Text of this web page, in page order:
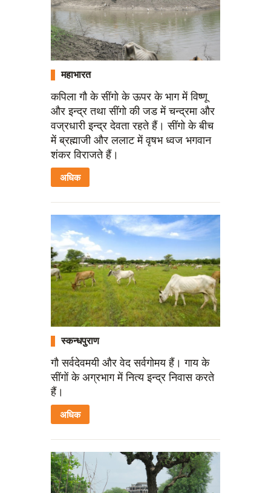
महाभारत
कपिला गौ के सींगो के ऊपर के भाग में विष्णू
और इन्द्र तथा सींगो की जड में चन्द्रमा और
वज्रधारी इन्द्र देवता रहते हैं। सींगो के बीच
में ब्रह्माजी और ललाट में वृषभ ध्वज भगवान
शंकर विराजते हैं।
अधिक
स्कन्धपुराण
गौ सर्वदेवमयी और वेद सर्वगोमय हैं। गाय के
सींगों के अग्रभाग में नित्य इन्द्र निवास करते
हैं।
अधिक